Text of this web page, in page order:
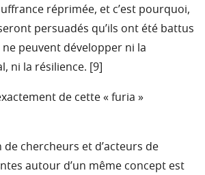
réprimée, et c’est pourquoi,
persuadés qu’ils ont été battus
peuvent développer ni la
ni la résilience. [9]
de cette « furia »
chercheurs et d’acteurs de
autour d’un même concept est